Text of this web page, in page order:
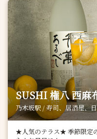
SUSHI 権八 西麻
乃木坂駅 / 寿司、居酒屋、
★人気のテラス★ 季節限定